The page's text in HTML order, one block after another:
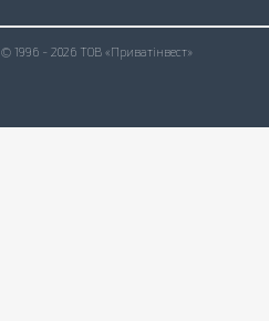
© 1996 - 2026 ТОВ «Приватінвест»